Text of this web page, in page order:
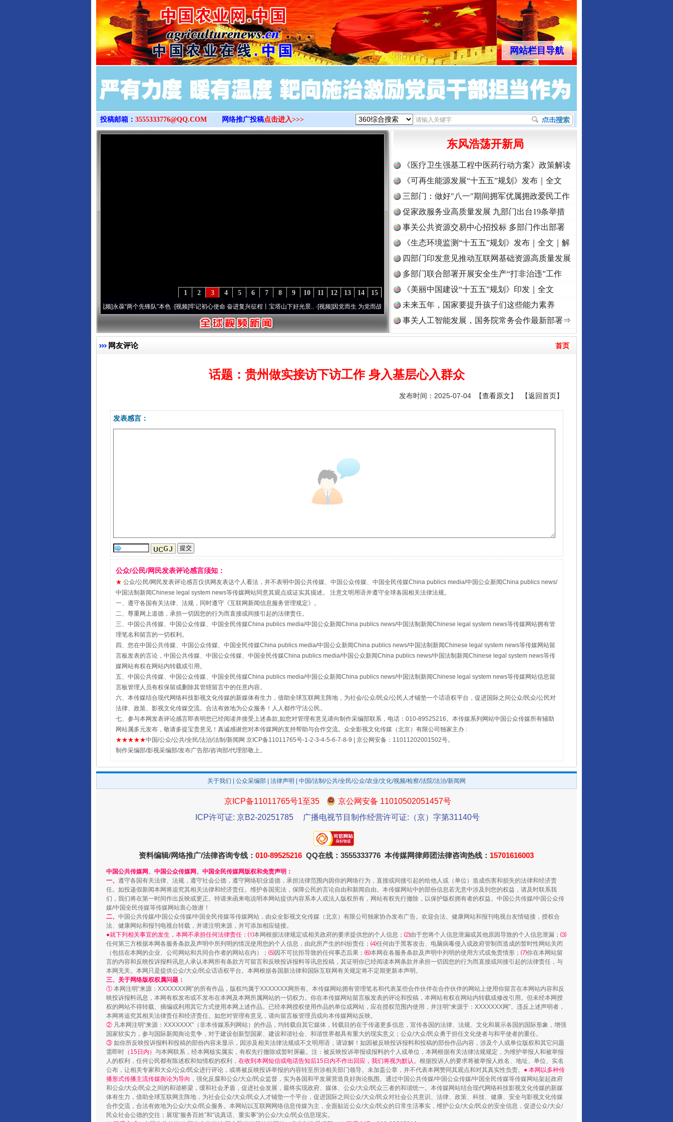
>
网站栏目导航
投稿邮箱： 3555333776@QQ.COM 网络推广投稿点击进入>>>
15
14
13
12
11
10
9
8
7
6
5
4
3
2
1
永葆“两个先锋队”本色·[视频]牢记初心使命 奋进复兴征程丨宝塔山下好光景..·[视频]因党而生 为党而战——百年“纪”事⑧加强纪律.. ·[视频]牢记初心使命 奋进复兴征程丨“转折之城”激荡..
东风浩荡开新局
《医疗卫生强基工程中医药行动方案》政策解读
《可再生能源发展“十五五”规划》发布｜全文
三部门：做好"八一"期间拥军优属拥政爱民工作
促家政服务业高质量发展 九部门出台19条举措
事关公共资源交易中心招投标 多部门作出部署
《生态环境监测“十五五”规划》发布｜全文｜解
读
四部门印发意见推动互联网基础资源高质量发展
多部门联合部署开展安全生产“打非治违”工作
《美丽中国建设“十五五”规划》印发｜全文
未来五年，国家要提升孩子们这些能力素养
事关人工智能发展，国务院常务会作最新部署⇒
网友评论 首页
话题：贵州做实接访下访工作 身入基层心入群众
发布时间：2025-07-04 【查看原文】 【返回首页】
发表感言：
公众/公民/网民发表评论感言须知：
★ 公众/公民/网民发表评论感言仅供网友表达个人看法，并不表明中国公共传媒、中国公众传媒、中国全民传媒China publics media/中国公众新闻China publics news/
中国法制新闻Chinese legal system news等传媒网站同意其观点或证实其描述。 注意文明用语并遵守全球各国相关法律法规。
一、遵守各国有关法律、法规，同时遵守《互联网新闻信息服务管理规定》。
二、尊重网上道德，承担一切因您的行为而直接或间接引起的法律责任。
三、中国公共传媒、中国公众传媒、中国全民传媒China publics media/中国公众新闻China publics news/中国法制新闻Chinese legal system news等传媒网站拥有管
理笔名和留言的一切权利。
四、您在中国公共传媒、中国公众传媒、中国全民传媒China publics media/中国公众新闻China publics news/中国法制新闻Chinese legal system news等传媒网站留
言板发表的言论，中国公共传媒、中国公众传媒、中国全民传媒China publics media/中国公众新闻China publics news/中国法制新闻Chinese legal system news等传
媒网站有权在网站内转载或引用。
五、中国公共传媒、中国公众传媒、中国全民传媒China publics media/中国公众新闻China publics news/中国法制新闻Chinese legal system news等传媒网站信息留
言板管理人员有权保留或删除其管辖留言中的任意内容。
六、本传媒结合现代网络科技影视文化传媒的新媒体有生力，借助全球互联网主阵地，为社会/公众/民众/公民人才铺垫一个话语权平台，促进国际之间公众/民众/公民对
法律、政策、影视文化传媒交流。合法有效地为公众服务！人人都作守法公民。
七、参与本网发表评论感言即表明您已经阅读并接受上述条款,如您对管理有意见请向制作采编部联系，电话：010-89525216。本传媒系列网站中国公众传媒所有辅助
网站属多元发布，敬请多提宝贵意见！真诚感谢您对本传媒网的支持帮助与合作交流。众全影视文化传媒（北京）有限公司独家主办 :
★★★★★中国/公众/公共/全民/法治/法制/新闻网 京ICP备11011765号-1-2-3-4-5-6-7-8-9 | 京公网安备：11011202001502号。
制作采编部/影视采编部/发布广告部/咨询部/代理部敬上。
关于我们 公众采编部 法律声明 | 中国/法制/公共/全民/公众/农业/文化/视频/检察/法院/法治/新闻网
京ICP备11011765号1至35
京公网安备 11010502051457号
ICP许可证: 京B2-20251785
广播电视节目制作经营许可证:（京）字第31140号
资料编辑/网络推广/法律咨询专线： 010-89525216 QQ在线：3555333776 本传媒网律师团法律咨询热线： 15701616003
中国公共传媒网、中国公众传媒网、中国全民传媒网版权和免责声明：
一、 遵守各国有关法律、法规，遵守社会公德，遵守网络职业道德，承担法律范围内因你的网络行为，直接或间接引起的给他人或（单位）造成伤害和损失的法律和经济责
任。如投递假新闻本网将追究其相关法律和经济责任。维护各国宪法，保障公民的言论自由和新闻自由。本传媒网站中的部份信息若无意中涉及到您的权益，请及时联系我
们，我们将在第一时间作出反映或更正。特请来函来电说明本网站提供内容系本人或法人版权所有，网站有权先行撤除，以保护版权拥有者的权益。中国公共传媒/中国公众传
媒/中国全民传媒等传媒网站衷心致谢！
二、 中国公共传媒/中国公众传媒/中国全民传媒等传媒网站，由众全影视文化传媒（北京）有限公司独家协办发布广告。欢迎合法、健康网站和报刊电视台友情链接，授权合
法、健康网站和报刊电视台转载，并请注明来源，并可添加相应链接。
●就下列相关事宜的发生，本网不承担任何法律责任：⑴本网根据法律规定或相关政府的要求提供您的个人信息； ⑵由于您将个人信息泄漏或其他原因导致的个人信息泄漏； ⑶
任何第三方根据本网各服务条款及声明中所列明的情况使用您的个人信息，由此所产生的纠纷责任； ⑷任何由于黑客攻击、电脑病毒侵入或政府管制而造成的暂时性网站关闭
（包括在本网的企业、公司网站和共同合作者的网站在内）； ⑸因不可抗拒导致的任何事态后果； ⑹本网在各服务条款及声明中列明的使用方式或免责情形； ⑺你在本网站留
言的内容和反映投诉报料讯息人承认本网所有条款方可留言和反映投诉报料等讯息投稿，其证明你已经阅读本网条款并承担一切因您的行为而直接或间接引起的法律责任，与
本网无关。本网只是提供公众/大众/民众话语权平台。本网根据各国新法律和国际互联网有关规定将不定期更新本声明。
三、关于网络版权权属问题：
① 本网注明“来源：XXXXXXX网”的所有作品，版权均属于XXXXXXX网所有。本传媒网站拥有管理笔名和代表某些合作伙伴在合作伙伴的网站上使用你留言在本网站内容和反
映投诉报料讯息，本网有权发布或不发布在本网及本网所属网站的一切权力。你在本传媒网站留言板发表的评论和投稿，本网站有权在网站内转载或修改引用。但未经本网授
权的网站不得转载、摘编或利用其它方式使用本网上述作品。已经本网授权使用作品的单位或网站，应在授权范围内使用，并注明“来源于：XXXXXXX网”。违反上述声明者，
本网将追究其相关法律责任和经济责任。如您对管理有意见，请向留言板管理员或向本传媒网站反映。
② 凡本网注明“来源：XXXXXXX”（非本传媒系列网站）的作品，均转载自其它媒体，转载目的在于传递更多信息，宣传各国的法律、法规、文化和展示各国的国际形象，增强
国家软实力，参与国际新闻舆论竞争，对于建设创新型国家、建设和谐社会、和谐世界都具有重大的现实意义；公众/大众/民众勇于担任文化使者与和平使者的重任。
③ 如你所反映投诉报料和投稿的部份内容未显示，因涉及相关法律法规或不文明用语，请谅解！如因被反映投诉报料和投稿的部份作品内容，涉及个人或单位版权和其它问题
需即时 （15日内） 与本网联系，经本网核实属实，有权先行撤除或暂时屏蔽。注：被反映投诉举报或报料的个人或单位，本网根据有关法律法规规定，为维护举报人和被举报
人的权利，任何公民都有陈述权和知情权的权利， 在收到本网短信或电话告知后15日内不作出回应，我们将视为默认。 根据投诉人的要求将被举报人姓名、地址、单位、实名
公布，让相关专家和大众/公众/民众进行评论，或将被反映投诉举报的内容转至所涉相关部门领导。未加盖公章，并不代表本网赞同其观点和对其真实性负责。 ● 本网以多种传
播形式传播主流传媒舆论为导向 ，强化反腐和公众/大众/民众监督，实为各国和平发展营造良好舆论氛围。通过中国公共传媒/中国公众传媒/中国全民传媒等传媒网站架起政府
和公众/大众/民众之间的和谐桥梁，缓和社会矛盾，促进社会发展，最终实现政府、媒体、公众/大众/民众三者的和谐统一。本传媒网站结合现代网络科技影视文化传媒的新媒
体有生力，借助全球互联网主阵地，为社会公众/大众/民众人才铺垫一个平台，促进国际之间公众/大众/民众对社会公共意识、法律、政策、科技、健康、安全与影视文化传媒
合作交流，合法有效地为公众/大众/民众服务。本网站以互联网网络信息传媒为主，全面贴近公众/大众/民众的日常生活事实，维护公众/大众/民众的安全信息，促进公众/大众/
民众社会公德的交往；展现“服务百姓”和“说真话、重实事”的公众/大众/民众信息现实。